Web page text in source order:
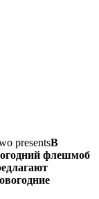
В
флешмоб